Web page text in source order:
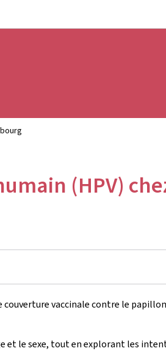
(HPV)
vaccinale contre le
et le sexe, tout en explorant les